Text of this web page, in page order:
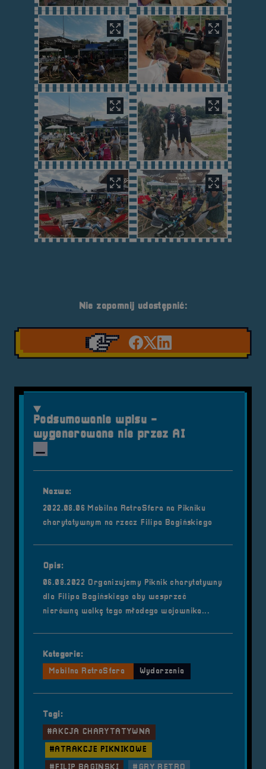
Nie zapomnij udostępnić:
Udostępnij na
Udostępnij na
Udostępnij na
Podsumowanie wpisu -
wygenerowane nie przez AI
Nazwa:
2022.08.06 Mobilna RetroSfera na Pikniku
charytatywnym na rzecz Filipa Bagińskiego
Opis:
06.08.2022 Organizujemy Piknik charytatywny
dla Filipa Bagińskiego aby wesprzeć
nierówną walkę tego młodego wojownika...
Kategorie:
Mobilna RetroSfera
Wydarzenia
Tagi:
#AKCJA CHARYTATYWNA
#ATRAKCJE PIKNIKOWE